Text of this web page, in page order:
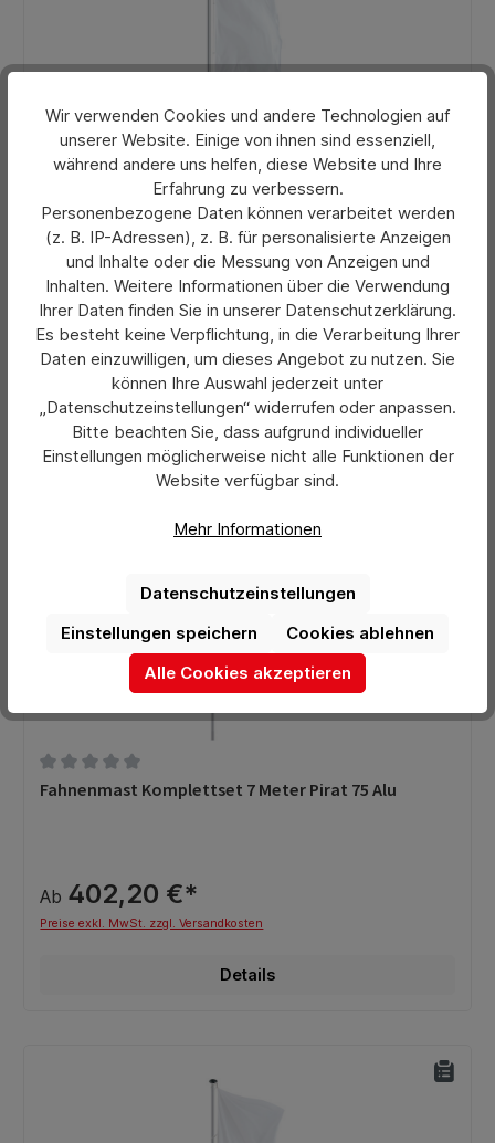
Durchschnittliche Bewertung von 0 von 5 Sternen
Fahnenmast Komplettset 8 Meter Signal 75 Alu
Ab446,47 €*
Preise exkl. MwSt. zzgl. Versandkosten
Details
Durchschnittliche Bewertung von 0 von 5 Sternen
Fahnenmast Komplettset 7 Meter Pirat 75 Alu
Ab 402,20 €*
Preise exkl. MwSt. zzgl. Versandkosten
Details
Wir verwenden Cookies und andere Technologien auf
unserer Website. Einige von ihnen sind essenziell,
während andere uns helfen, diese Website und Ihre
Erfahrung zu verbessern.
Personenbezogene Daten können verarbeitet werden
(z. B. IP-Adressen), z. B. für personalisierte Anzeigen
und Inhalte oder die Messung von Anzeigen und
Inhalten. Weitere Informationen über die Verwendung
Ihrer Daten finden Sie in unserer Datenschutzerklärung.
Es besteht keine Verpflichtung, in die Verarbeitung Ihrer
Daten einzuwilligen, um dieses Angebot zu nutzen. Sie
können Ihre Auswahl jederzeit unter
„Datenschutzeinstellungen“ widerrufen oder anpassen.
Bitte beachten Sie, dass aufgrund individueller
Einstellungen möglicherweise nicht alle Funktionen der
Website verfügbar sind.
Mehr Informationen
Datenschutzeinstellungen
Cookies ablehnen
Einstellungen speichern
Alle Cookies akzeptieren